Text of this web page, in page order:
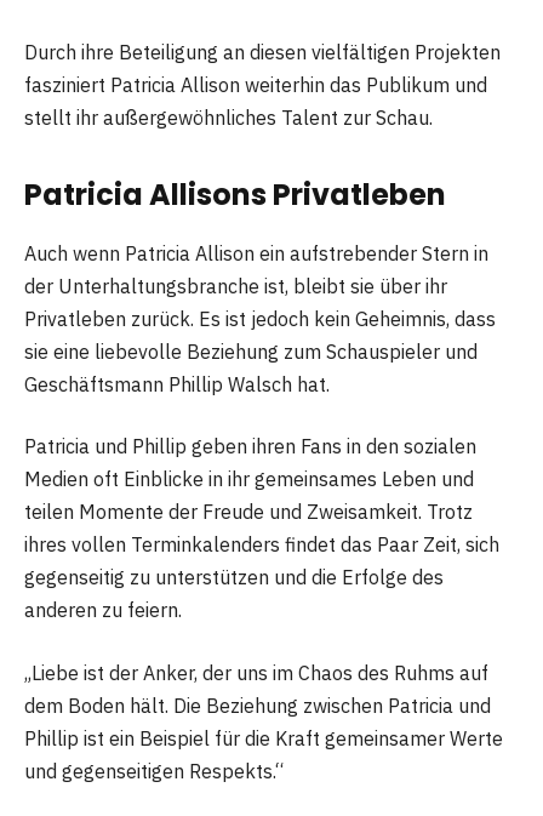
Durch ihre Beteiligung an diesen vielfältigen Projekten
fasziniert Patricia Allison weiterhin das Publikum und
stellt ihr außergewöhnliches Talent zur Schau.
Patricia Allisons Privatleben
Auch wenn Patricia Allison ein aufstrebender Stern in
der Unterhaltungsbranche ist, bleibt sie über ihr
Privatleben zurück. Es ist jedoch kein Geheimnis, dass
sie eine liebevolle Beziehung zum Schauspieler und
Geschäftsmann Phillip Walsch hat.
Patricia und Phillip geben ihren Fans in den sozialen
Medien oft Einblicke in ihr gemeinsames Leben und
teilen Momente der Freude und Zweisamkeit. Trotz
ihres vollen Terminkalenders findet das Paar Zeit, sich
gegenseitig zu unterstützen und die Erfolge des
anderen zu feiern.
„Liebe ist der Anker, der uns im Chaos des Ruhms auf
dem Boden hält. Die Beziehung zwischen Patricia und
Phillip ist ein Beispiel für die Kraft gemeinsamer Werte
und gegenseitigen Respekts.“